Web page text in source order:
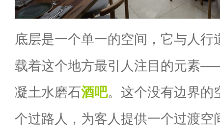
底层是一个单一的空间，它与人行
载着这个地方最引人注目的元素
凝土水磨石酒吧。这个没有边界的
个过路人，为客人提供一个过渡空